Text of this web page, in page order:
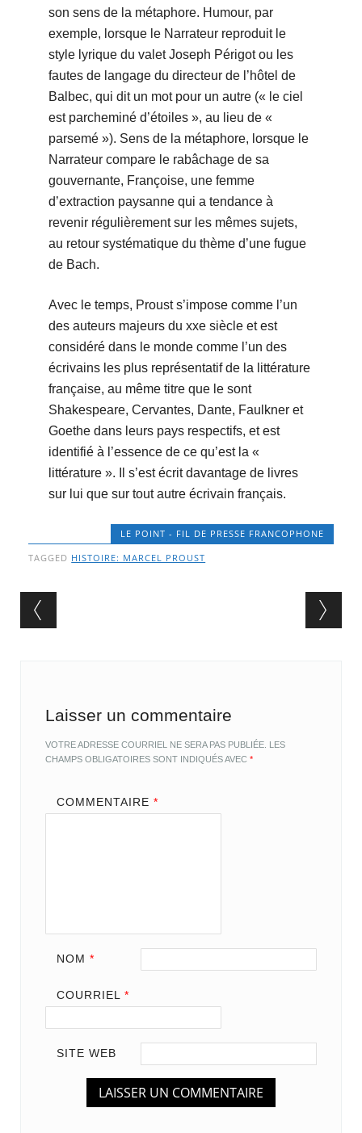
son sens de la métaphore. Humour, par
exemple, lorsque le Narrateur reproduit le
style lyrique du valet Joseph Périgot ou les
fautes de langage du directeur de l’hôtel de
Balbec, qui dit un mot pour un autre (« le ciel
est parcheminé d’étoiles », au lieu de «
parsemé »). Sens de la métaphore, lorsque le
Narrateur compare le rabâchage de sa
gouvernante, Françoise, une femme
d’extraction paysanne qui a tendance à
revenir régulièrement sur les mêmes sujets,
au retour systématique du thème d’une fugue
de Bach.
Avec le temps, Proust s’impose comme l’un
des auteurs majeurs du xxe siècle et est
considéré dans le monde comme l’un des
écrivains les plus représentatif de la littérature
française, au même titre que le sont
Shakespeare, Cervantes, Dante, Faulkner et
Goethe dans leurs pays respectifs, et est
identifié à l’essence de ce qu’est la «
littérature ». Il s’est écrit davantage de livres
sur lui que sur tout autre écrivain français.
LE POINT - FIL DE PRESSE FRANCOPHONE
TAGGED HISTOIRE: MARCEL PROUST
Post navigation
Laisser un commentaire
VOTRE ADRESSE COURRIEL NE SERA PAS PUBLIÉE. LES
CHAMPS OBLIGATOIRES SONT INDIQUÉS AVEC*
COMMENTAIRE *
NOM *
COURRIEL *
SITE WEB